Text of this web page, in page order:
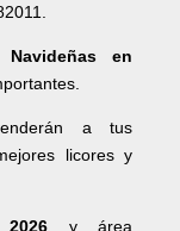
Navideñas en
a tus
licores y
y área